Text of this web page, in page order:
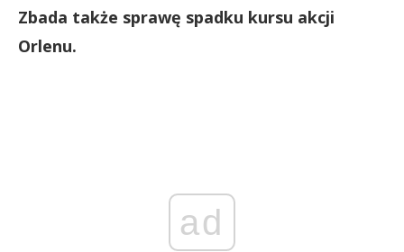
Zbada także sprawę spadku kursu akcji
Orlenu.
ad